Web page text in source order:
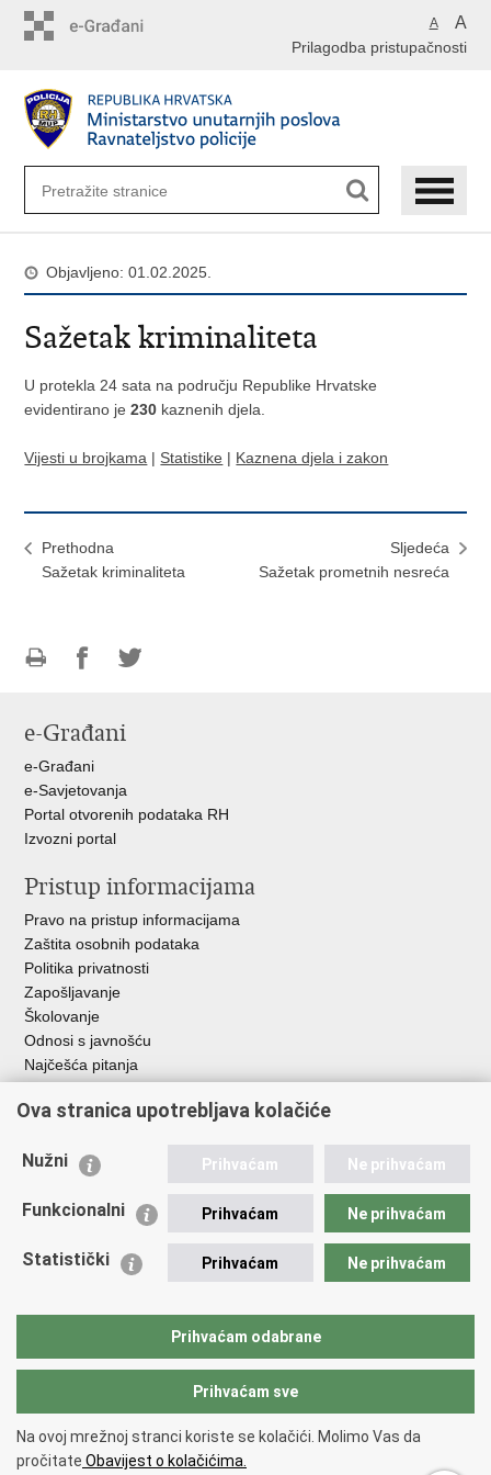
A A
Prilagodba pristupačnosti
Objavljeno: 01.02.2025.
Sažetak kriminaliteta
U protekla 24 sata na području Republike Hrvatske
evidentirano je230 kaznenih djela.
Vijesti u brojkama | Statistike | Kaznena djela i zakon
Prethodna
Sažetak kriminaliteta
Sljedeća
Sažetak prometnih nesreća
FacebookuTwitteru
e-Građani
e-Građani
e-Savjetovanja
Portal otvorenih podataka RH
Izvozni portal
Pristup informacijama
Pravo na pristup informacijama
Zaštita osobnih podataka
Politika privatnosti
Zapošljavanje
Školovanje
Odnosi s javnošću
Najčešća pitanja
Važne poveznice
EMN Nacionalna kontaktna točka za Republiku Hrvatsku
Policijska akademija
Zaklada policijske solidarnosti
Sindikati
Copyright © 2026 Ravnateljstvo policije.
Ova stranica upotrebljava kolačiće
Nužni Prihvaćam Ne prihvaćam
Funkcionalni Prihvaćam Ne prihvaćam
Statistički Prihvaćam Ne prihvaćam
Prihvaćam odabrane
Prihvaćam sve
Na ovoj mrežnoj stranci koriste se kolačići. Molimo Vas da
pročitate Obavijest o kolačićima.